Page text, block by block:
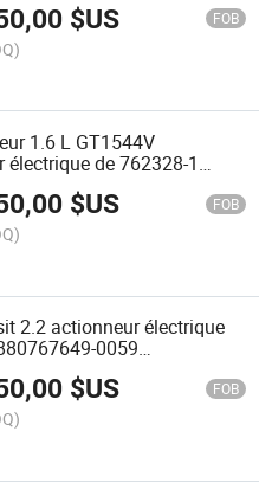
$US FOB
1.6 L GT1544V
électrique de 762328-1
$US FOB
2.2 actionneur électrique
0059
6NW009550 G-59 G-
$US FOB